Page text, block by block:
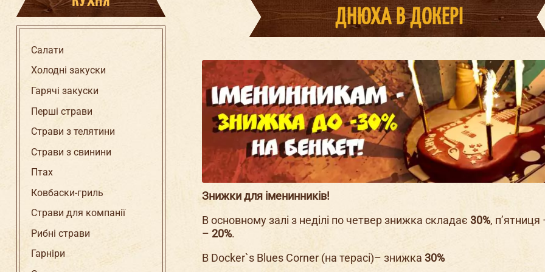
Салати
Холодні закуски
Гарячі закуски
Перші страви
Страви з телятини
Страви з свинини
Птах
Ковбаски-гриль
Страви для компанії
Рибні страви
Гарніри
ДНЮХА В ДОКЕРІ
Знижки для іменинників!
В основному залі з неділі по четвер знижка складає 30%, п’ятниця
– 20%.
В Docker`s Blues Corner (на терасі)– знижка 30%
Мальчи
шник в
Докерах
Корпоратив в
Докерах
День
наро
д